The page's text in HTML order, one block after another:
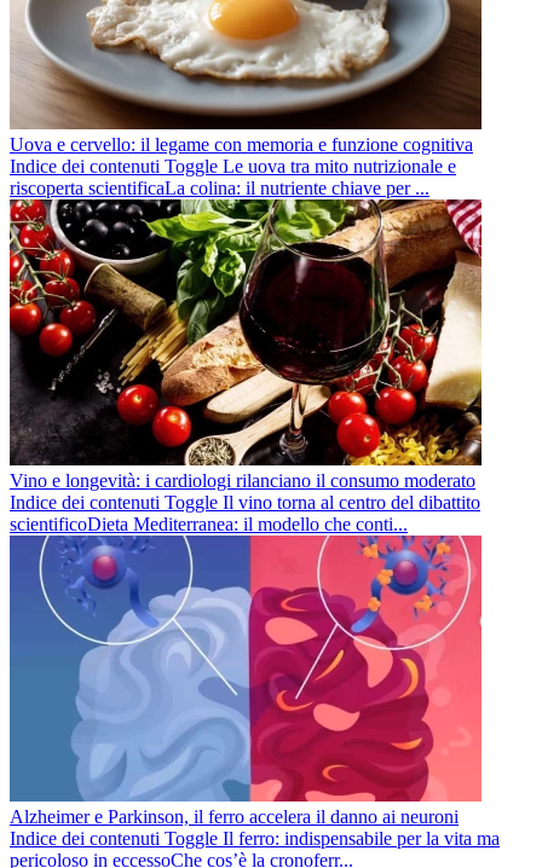
Uova e cervello: il legame con memoria e funzione cognitiva
Indice dei contenuti Toggle Le uova tra mito nutrizionale e
riscoperta scientificaLa colina: il nutriente chiave per ...
Vino e longevità: i cardiologi rilanciano il consumo moderato
Indice dei contenuti Toggle Il vino torna al centro del dibattito
scientificoDieta Mediterranea: il modello che conti...
Alzheimer e Parkinson, il ferro accelera il danno ai neuroni
Indice dei contenuti Toggle Il ferro: indispensabile per la vita ma
pericoloso in eccessoChe cos’è la cronoferr...